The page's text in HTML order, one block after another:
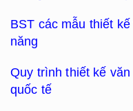
BST các mẫu thiết
năng
Quy trình thiết kế
quốc tế